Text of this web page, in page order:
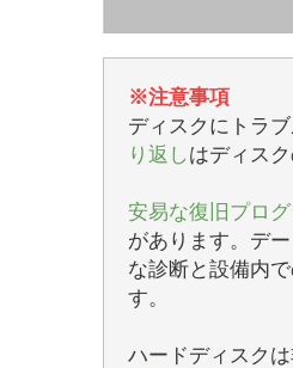
※注意事項
ディスクにトラ
り返しはディス
安易な復旧プロ
があります。デ
な診断と設備内
す。
ハードディスク